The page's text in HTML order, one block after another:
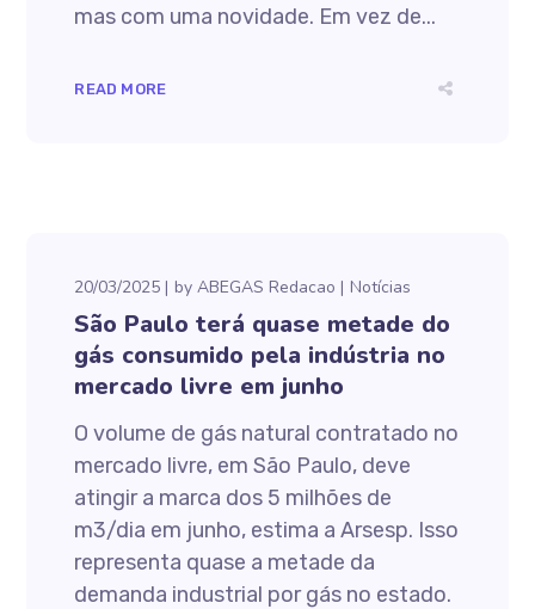
mas com uma novidade. Em vez de...
READ MORE
20/03/2025 byABEGAS Redacao Notícias
São Paulo terá quase metade do
gás consumido pela indústria no
mercado livre em junho
O volume de gás natural contratado no
mercado livre, em São Paulo, deve
atingir a marca dos 5 milhões de
m3/dia em junho, estima a Arsesp. Isso
representa quase a metade da
demanda industrial por gás no estado.